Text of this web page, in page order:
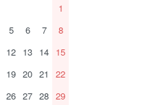
1
5 6 7
8
12 13 14 15
19 20 21
22
26 27 28 29